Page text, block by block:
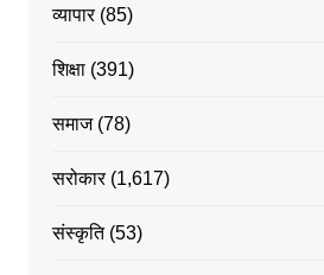
व्यापार(85)
शिक्षा(391)
समाज(78)
सरोकार(1,617)
संस्कृति(53)